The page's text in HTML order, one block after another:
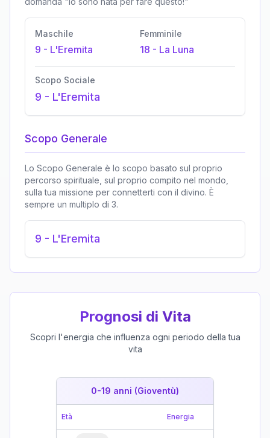
Maschile
9 - L'Eremita
Femminile
18 - La Luna
Scopo Sociale
9 - L'Eremita
Scopo Generale
Lo Scopo Generale è lo scopo basato sul proprio
percorso spirituale, sul proprio compito nel mondo,
sulla tua missione per connetterti con il divino. È
sempre un multiplo di 3.
9 - L'Eremita
Prognosi di Vita
Scopri l'energia che influenza ogni periodo della tua
vita
0-19 anni (Gioventù)
Età Energia